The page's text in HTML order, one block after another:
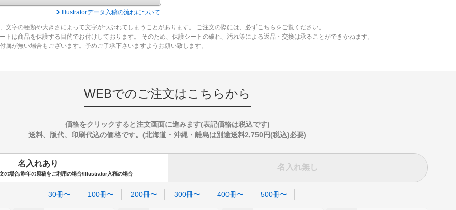
Illustratorデータ入稿の流れについて
字の種類や大きさによって文字がつぶれてしまうことがあります。 ご注文の際には、必ずこちらをご覧ください。
は商品を保護する目的でお付けしております。 そのため、保護シートの破れ、汚れ等による返品・交換は承ることができかねます。
属が無い場合もございます。予めご了承下さいますようお願い致します。
WEBでのご注文はこちらから
価格をクリックすると注文画面に進みます(表記価格は税込です)
送料、版代、印刷代込の価格です。(北海道・沖縄・離島は別途送料2,750円(税込)必要)
名入れあり
の場合/昨年の原稿をご利用の場合/Illustrator入稿の場合
名入れ無し
30冊〜 100冊〜 200冊〜 300冊〜 400冊〜 500冊〜